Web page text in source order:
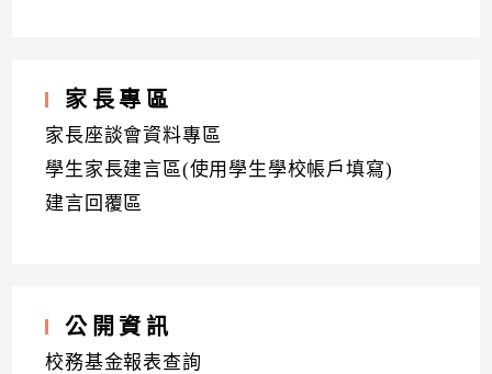
家長專區
家長座談會資料專區
學生家長建言區(使用學生學校帳戶填寫)
建言回覆區
公開資訊
校務基金報表查詢